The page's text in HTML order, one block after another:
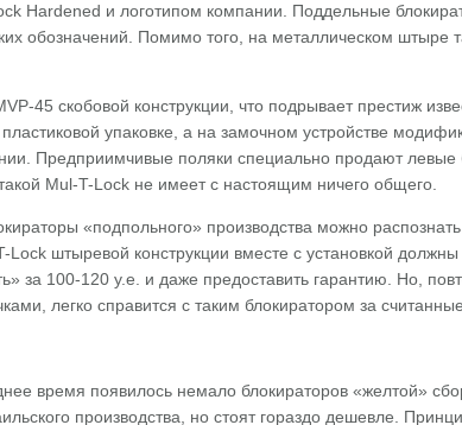
Hardened и логотипом компании. Поддельные
обозначений. Помимо того, на металлическом штыре
45 скобовой конструкции, что подрывает престиж
упаковке, а на замочном устройстве
Предприимчивые поляки специально продают левые
Mul-T-Lock не имеет с настоящим ничего общего.
«подпольного» производства можно
штыревой конструкции вместе с установкой
за 100-120 у.е. и даже предоставить гарантию. Но,
легко справится с таким блокиратором за
время появилось немало блокираторов «желтой»
производства, но стоят гораздо дешевле.